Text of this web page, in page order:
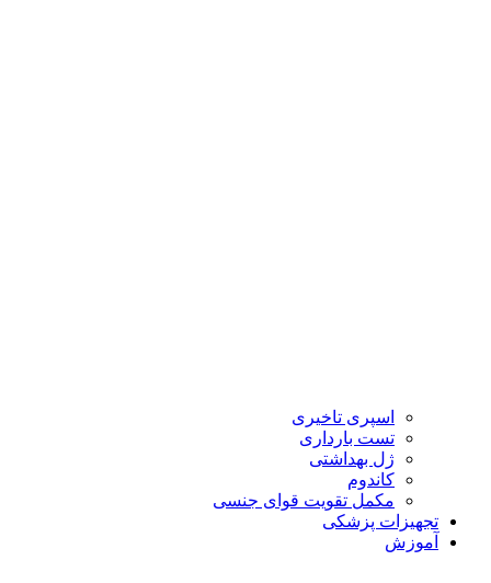
اسپری تاخیری
تست بارداری
ژل بهداشتی
کاندوم
مکمل تقویت قوای جنسی
تجهیزات پزشکی
آموزش